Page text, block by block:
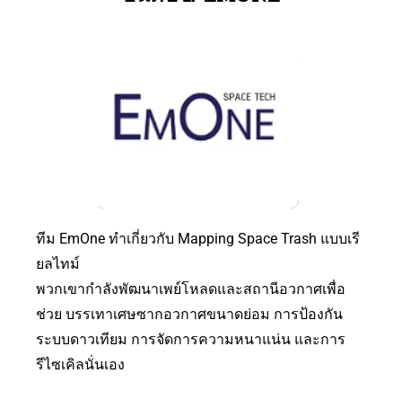
ทีม EmOne ทำเกี่ยวกับ Mapping Space Trash แบบเรี
ยลไทม์
พวกเขากำลังพัฒนาเพย์โหลดและสถานีอวกาศเพื่อ
ช่วย บรรเทาเศษซากอวกาศขนาดย่อม การป้องกัน
ระบบดาวเทียม การจัดการความหนาแน่น และการ
รีไซเคิลนั่นเอง